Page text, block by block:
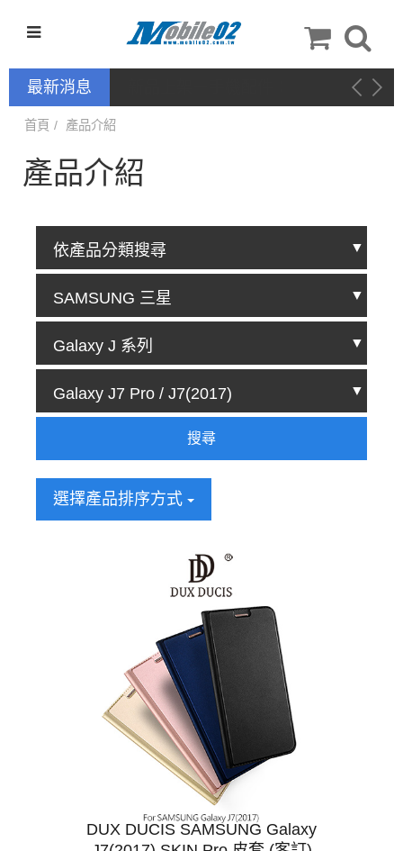
最新消息
NILLKIN
首頁 產品介紹
產品介紹
搜尋
選擇產品排序方式
DUX DUCIS SAMSUNG Galaxy